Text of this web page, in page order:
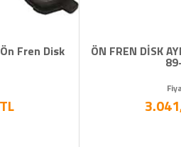
ÖN FREN DİSK AYNA SUZUKİ SWİFT